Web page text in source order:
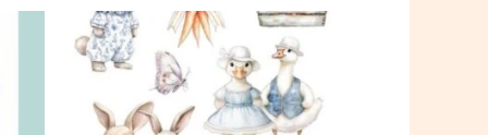
SST-
112